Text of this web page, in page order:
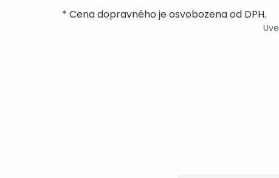
* Cena dopravného je osvobozena od DPH.